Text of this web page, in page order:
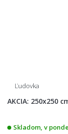
Ľudovka
AKCIA: 250x250
Skladom, v